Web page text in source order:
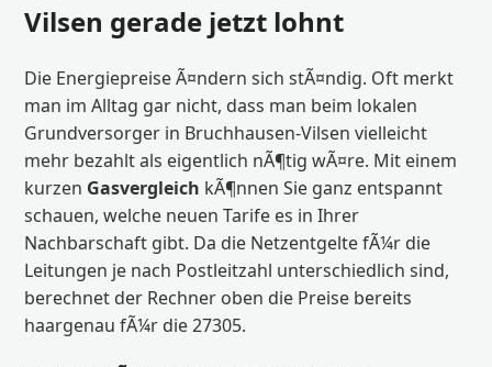
Vilsen gerade jetzt lohnt
Die Energiepreise Ã¤ndern sich stÃ¤ndig. Oft merkt
man im Alltag gar nicht, dass man beim lokalen
Grundversorger in Bruchhausen-Vilsen vielleicht
mehr bezahlt als eigentlich nÃ¶tig wÃ¤re. Mit einem
kurzen Gasvergleich kÃ¶nnen Sie ganz entspannt
schauen, welche neuen Tarife es in Ihrer
Nachbarschaft gibt. Da die Netzentgelte fÃ¼r die
Leitungen je nach Postleitzahl unterschiedlich sind,
berechnet der Rechner oben die Preise bereits
haargenau fÃ¼r die 27305.